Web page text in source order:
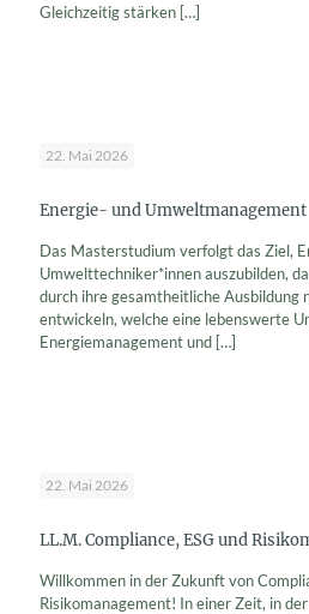
Gleichzeitig stärken […]
22. Mai 2026
Energie- und Umweltmanagement
Das Masterstudium verfolgt das Ziel,
Umwelttechniker*innen auszubilden,
durch ihre gesamtheitliche Ausbildung
entwickeln, welche eine lebenswerte
Energiemanagement und […]
22. Mai 2026
LL.M. Compliance, ESG und
Willkommen in der Zukunft von
Risikomanagement! In einer Zeit, in